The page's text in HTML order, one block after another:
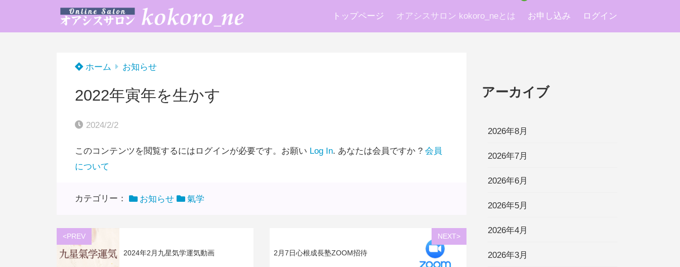
トップページ オアシスサロン kokoro_neとは お申し込み ログイン
ホーム お知らせ
2022年寅年を生かす
2024/2/2
このコンテンツを閲覧するにはログインが必要です。お願い Log In. あなたは会員ですか ? 会員
について
カテゴリー： お知らせ 氣学
<PREV
2024年2月九星気学運気動画
NEXT>
2月7日心根成長塾ZOOM招待
アーカイブ
2026年8月
2026年7月
2026年6月
2026年5月
2026年4月
2026年3月